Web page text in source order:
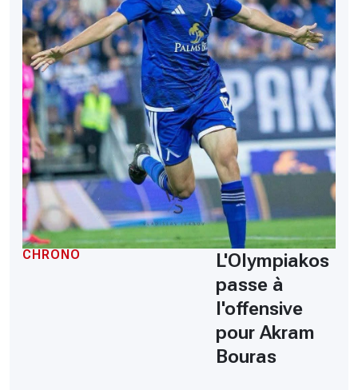
CHRONO
L'Olympiakos
passe à
l'offensive
pour Akram
Bouras